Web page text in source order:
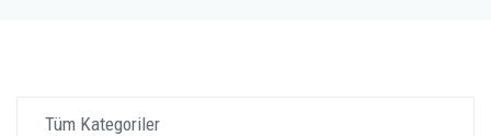
Tüm Kategoriler